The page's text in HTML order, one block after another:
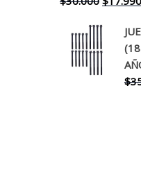
original
era:
$